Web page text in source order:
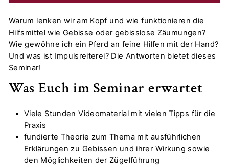
Warum lenken wir am Kopf und wie funktionieren die
Hilfsmittel wie Gebisse oder gebisslose Zäumungen?
Wie gewöhne ich ein Pferd an feine Hilfen mit der Hand?
Und was ist Impulsreiterei? Die Antworten bietet dieses
Seminar!
Was Euch im Seminar erwartet
Viele Stunden Videomaterial mit vielen Tipps für die
Praxis
fundierte Theorie zum Thema mit ausführlichen
Erklärungen zu Gebissen und ihrer Wirkung sowie
den Möglichkeiten der Zügelführung